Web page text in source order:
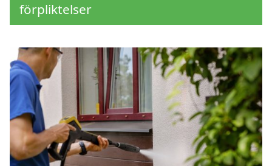
förpliktelser